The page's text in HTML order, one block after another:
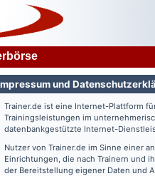
und
Trainer.de ist eine Internet-Plattform
Trainingsleistungen im
datenbankgestützte Internet-
Nutzer von Trainer.de im Sinne einer
Einrichtungen, die nach Trainern und
der Bereitstellung eigener Daten und